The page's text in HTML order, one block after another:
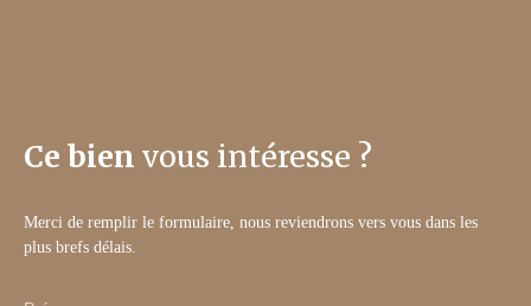
Ce bien vous intéresse ?
Merci de remplir le formulaire, nous reviendrons vers vous dans les
plus brefs délais.